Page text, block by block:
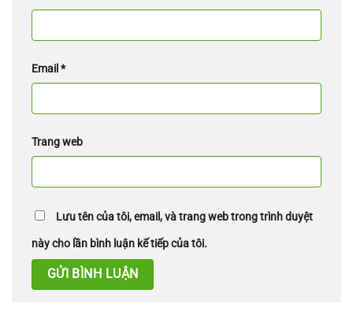
Email *
Trang web
Lưu tên của tôi, email, và trang web trong trình duyệt
này cho lần bình luận kế tiếp của tôi.